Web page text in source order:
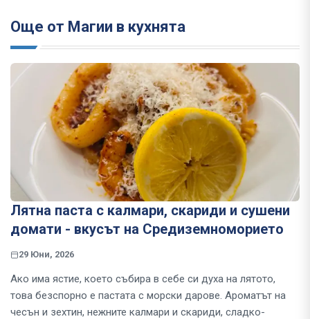
Още от Магии в кухнята
Лятна паста с калмари, скариди и сушени
домати - вкусът на Средиземноморието
29 Юни, 2026
Ако има ястие, което събира в себе си духа на лятото,
това безспорно е пастата с морски дарове. Ароматът на
чесън и зехтин, нежните калмари и скариди, сладко-